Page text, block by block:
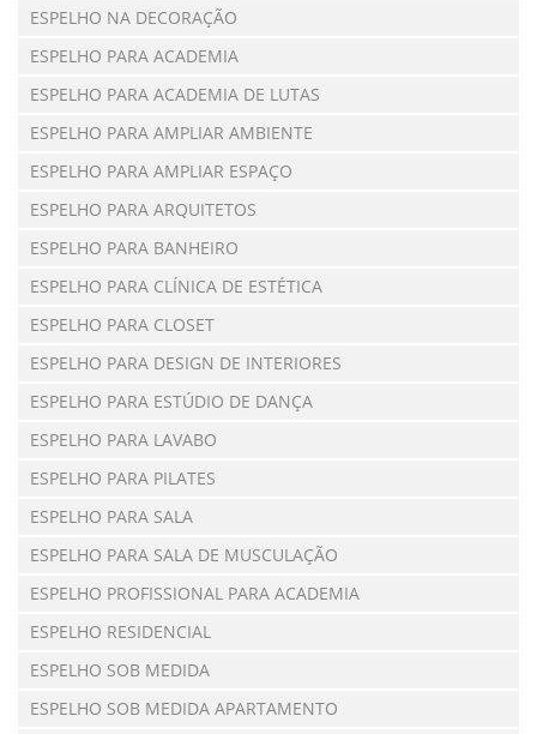
ESPELHO NA DECORAÇÃO
ESPELHO PARA ACADEMIA
ESPELHO PARA ACADEMIA DE LUTAS
ESPELHO PARA AMPLIAR AMBIENTE
ESPELHO PARA AMPLIAR ESPAÇO
ESPELHO PARA ARQUITETOS
ESPELHO PARA BANHEIRO
ESPELHO PARA CLÍNICA DE ESTÉTICA
ESPELHO PARA CLOSET
ESPELHO PARA DESIGN DE INTERIORES
ESPELHO PARA ESTÚDIO DE DANÇA
ESPELHO PARA LAVABO
ESPELHO PARA PILATES
ESPELHO PARA SALA
ESPELHO PARA SALA DE MUSCULAÇÃO
ESPELHO PROFISSIONAL PARA ACADEMIA
ESPELHO RESIDENCIAL
ESPELHO SOB MEDIDA
ESPELHO SOB MEDIDA APARTAMENTO